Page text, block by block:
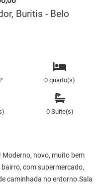
Buritis - Belo
0 quarto(s)
0 Suíte(s)
Moderno, novo, muito bem
com supermercado,
caminhada no entorno.Sala